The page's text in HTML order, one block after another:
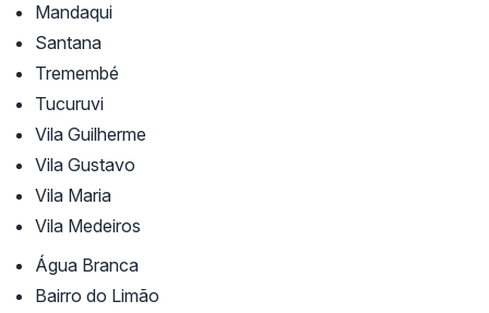
Mandaqui
Santana
Tremembé
Tucuruvi
Vila Guilherme
Vila Gustavo
Vila Maria
Vila Medeiros
Água Branca
Bairro do Limão